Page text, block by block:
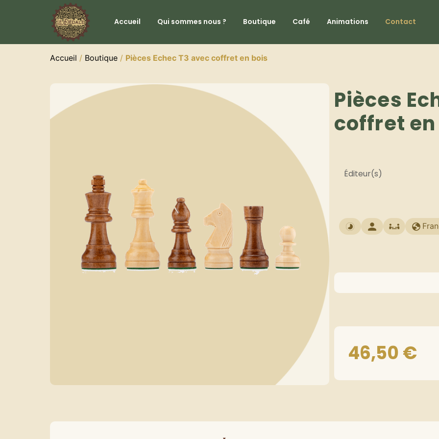
Accueil Qui sommes nous ? Boutique Café Animations Contact
Accueil / Boutique / Pièces Echec T3 avec coffret en bois
Pièces
coffret
Éditeur(s)
46,50€